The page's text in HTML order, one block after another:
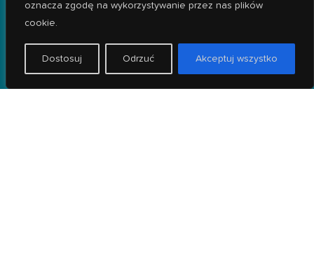
oznacza zgodę na wykorzystywanie przez nas plików
cookie.
Dostosuj Odrzuć Akceptuj wszystko